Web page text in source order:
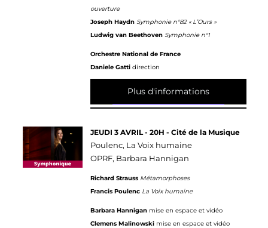
ouverture
Joseph Haydn Symphonie n°82 « L’Ours »
Ludwig van Beethoven Symphonie n°1
Orchestre National de France
Daniele Gattidirection
Plus d'informations
JEUDI 3 AVRIL - 20H - Cité de la Musique
Poulenc, La Voix humaine
OPRF, Barbara Hannigan
Richard Strauss Métamorphoses
Francis Poulenc La Voix humaine
Barbara Hannigan mise en espace et vidéo
Clemens Malinowski mise en espace et vidéo